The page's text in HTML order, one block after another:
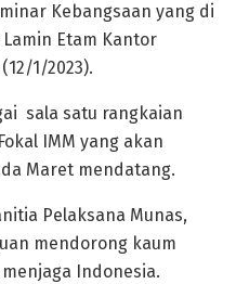
Kebangsaan yang di
Etam Kantor
1/2023).
sala satu rangkaian
IMM yang akan
Maret mendatang.
Pelaksana Munas,
mendorong kaum
Indonesia.